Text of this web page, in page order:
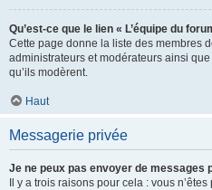
Qu’est-ce que le lien « L’équipe du
Cette page donne la liste des membres
administrateurs et modérateurs ainsi
qu’ils modèrent.
Haut
Messagerie privée
Je ne peux pas envoyer de messages
Il y a trois raisons pour cela : vous